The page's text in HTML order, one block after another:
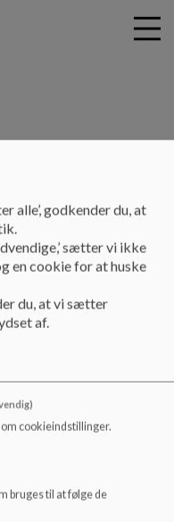
og bidrager positivt
anerkendelse
og ambitioner
selv
alle’, godkender du, at
sætter vi ikke
en cookie for at huske
du, at vi sætter
af.
cookieindstillinger.
bruges til at følge de